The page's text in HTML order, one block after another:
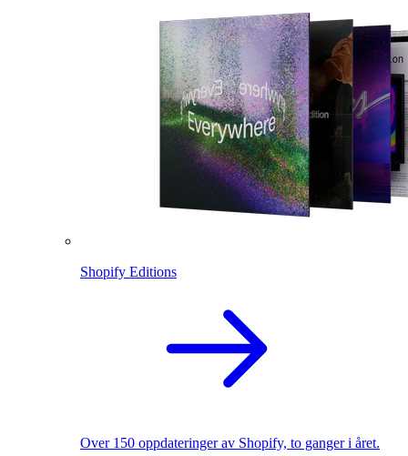
Shopify Editions
Over 150 oppdateringer av Shopify, to ganger i året.